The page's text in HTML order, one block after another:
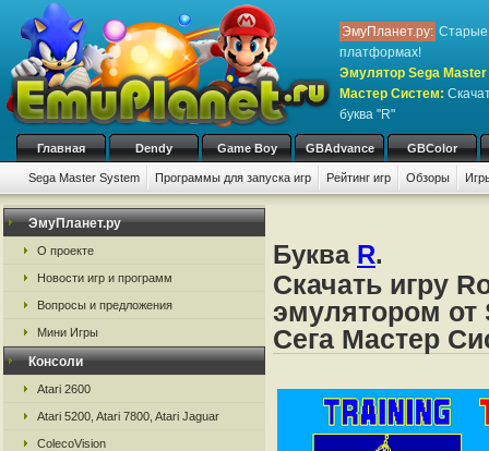
ЭмуПланет.ру: Старые
платформах!
Эмулятор Sega Master
Мастер Систем:
буква "R"
Главная Dendy Game Boy GBAdvance GBColor
Sega Master System Программы для запуска игр Рейтинг игр Обзоры
ЭмуПланет.ру
О проекте
Новости игр и программ
Вопросы и предложения
Мини Игры
Консоли
Atari 2600
Atari 5200, Atari 7800, Atari Jaguar
ColecoVision
Буква R.
Скачать игру
эмулятором от
Сега Мастер